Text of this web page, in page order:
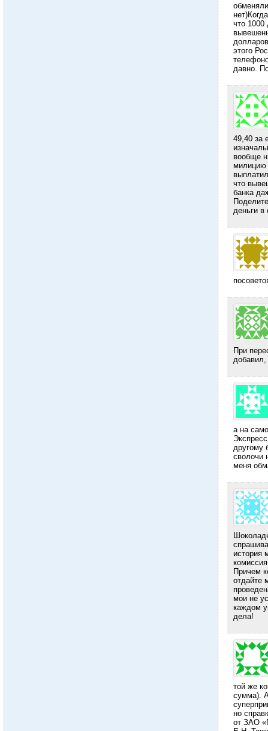
что 1000
этого
давно.
49,40 за
вообще
милицию
что
банка
деньги в
При
а на
другому
сволочи
меня
история
Причем
отдайте
мои не
каждом
дела!
той же
сумма).
но
от ЗАО